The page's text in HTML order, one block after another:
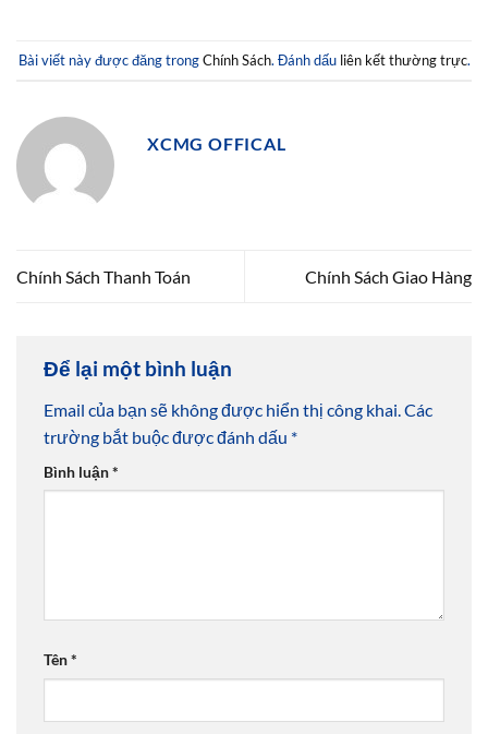
Bài viết này được đăng trongChính Sách. Đánh dấu liên kết thường trực.
XCMG OFFICAL
Chính Sách Thanh Toán Chính Sách Giao Hàng
Để lại một bình luận
Email của bạn sẽ không được hiển thị công khai. Các
trường bắt buộc được đánh dấu *
Bình luận*
Tên*